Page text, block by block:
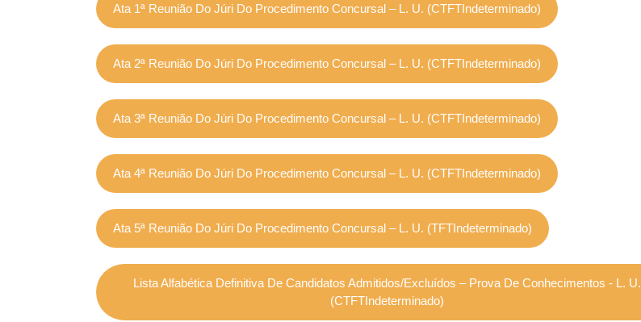
Ata 1ª Reunião Do Júri Do Procedimento Concursal – L. U. (CTFTIndeterminado)
Ata 2ª Reunião Do Júri Do Procedimento Concursal – L. U. (CTFTIndeterminado)
Ata 3ª Reunião Do Júri Do Procedimento Concursal – L. U. (CTFTIndeterminado)
Ata 4ª Reunião Do Júri Do Procedimento Concursal – L. U. (CTFTIndeterminado)
Ata 5ª Reunião Do Júri Do Procedimento Concursal – L. U. (TFTIndeterminado)
Lista Alfabética Definitiva De Candidatos Admitidos/excluídos – Prova De Conhecimentos - L. U.
(CTFTIndeterminado)